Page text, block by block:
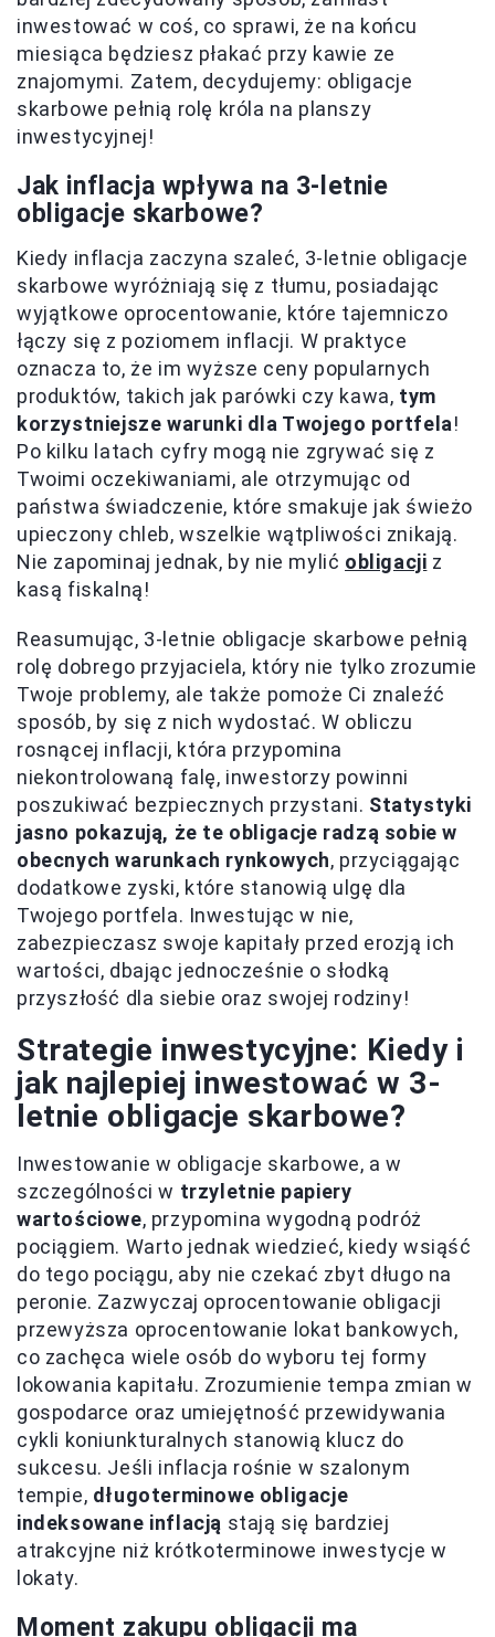
inwestować w coś, co sprawi, że na końcu
miesiąca będziesz płakać przy kawie ze
znajomymi. Zatem, decydujemy: obligacje
skarbowe pełnią rolę króla na planszy
inwestycyjnej!
Jak inflacja wpływa na 3-letnie
obligacje skarbowe?
Kiedy inflacja zaczyna szaleć, 3-letnie obligacje
skarbowe wyróżniają się z tłumu, posiadając
wyjątkowe oprocentowanie, które tajemniczo
łączy się z poziomem inflacji. W praktyce
oznacza to, że im wyższe ceny popularnych
produktów, takich jak parówki czy kawa, tym
korzystniejsze warunki dla Twojego portfela!
Po kilku latach cyfry mogą nie zgrywać się z
Twoimi oczekiwaniami, ale otrzymując od
państwa świadczenie, które smakuje jak świeżo
upieczony chleb, wszelkie wątpliwości znikają.
Nie zapominaj jednak, by nie mylić obligacji z
kasą fiskalną!
Reasumując, 3-letnie obligacje skarbowe pełnią
rolę dobrego przyjaciela, który nie tylko zrozumie
Twoje problemy, ale także pomoże Ci znaleźć
sposób, by się z nich wydostać. W obliczu
rosnącej inflacji, która przypomina
niekontrolowaną falę, inwestorzy powinni
poszukiwać bezpiecznych przystani. Statystyki
jasno pokazują, że te obligacje radzą sobie w
obecnych warunkach rynkowych, przyciągając
dodatkowe zyski, które stanowią ulgę dla
Twojego portfela. Inwestując w nie,
zabezpieczasz swoje kapitały przed erozją ich
wartości, dbając jednocześnie o słodką
przyszłość dla siebie oraz swojej rodziny!
Strategie inwestycyjne: Kiedy i
jak najlepiej inwestować w 3-
letnie obligacje skarbowe?
Inwestowanie w obligacje skarbowe, a w
szczególności w trzyletnie papiery
wartościowe, przypomina wygodną podróż
pociągiem. Warto jednak wiedzieć, kiedy wsiąść
do tego pociągu, aby nie czekać zbyt długo na
peronie. Zazwyczaj oprocentowanie obligacji
przewyższa oprocentowanie lokat bankowych,
co zachęca wiele osób do wyboru tej formy
lokowania kapitału. Zrozumienie tempa zmian w
gospodarce oraz umiejętność przewidywania
cykli koniunkturalnych stanowią klucz do
sukcesu. Jeśli inflacja rośnie w szalonym
tempie, długoterminowe obligacje
indeksowane inflacją stają się bardziej
atrakcyjne niż krótkoterminowe inwestycje w
lokaty.
Moment zakupu obligacji ma